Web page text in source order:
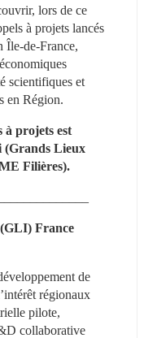
lors de ce
à projets lancés
Île-de-France,
scientifiques et
en Région.
à projets est
(Grands Lieux
Filières).
France
de
régionaux
pilote,
collaborative